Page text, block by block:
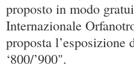
proposto in modo
Internazionale
proposta
‘800/’900".